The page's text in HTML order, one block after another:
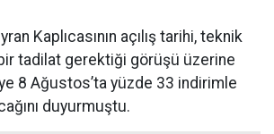
Kaplıcasının açılış tarihi, teknik
tadilat gerektiği görüşü üzerine
8 Ağustos’ta yüzde 33 indirimle
duyurmuştu.